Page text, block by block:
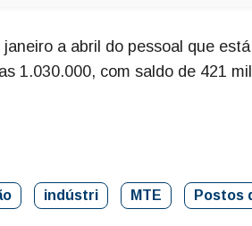
a abril do pessoal que
1.030.000, com saldo de 421
indústri MTE Postos